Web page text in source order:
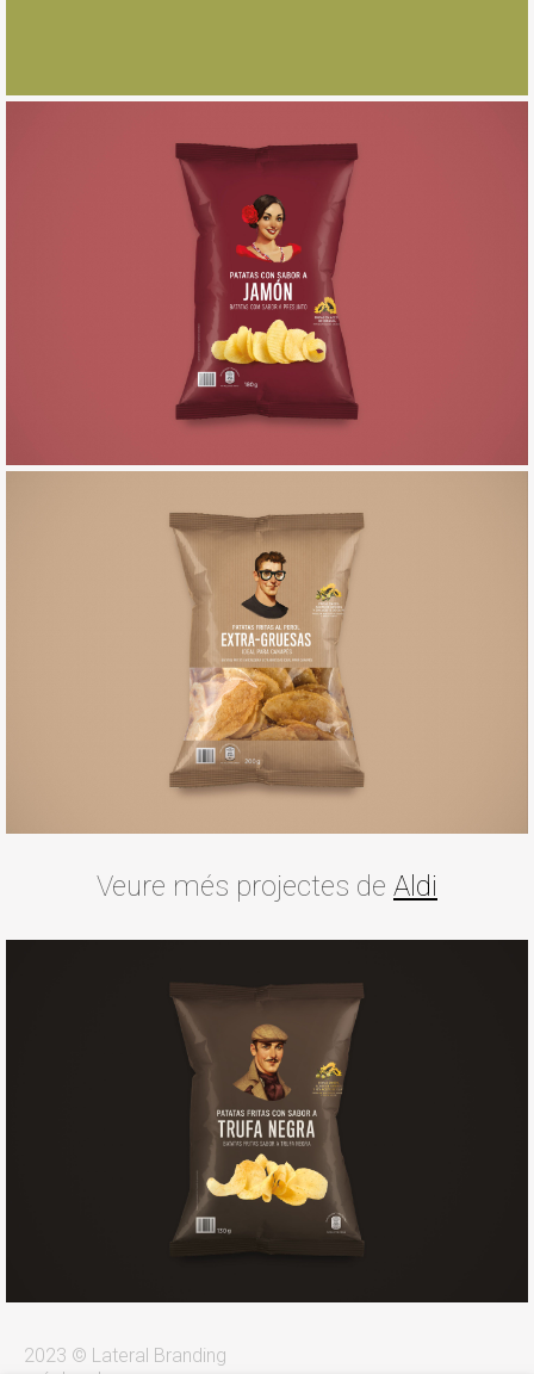
Veure més projectes de Aldi
2023 © Lateral Branding